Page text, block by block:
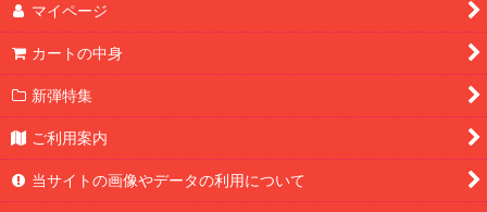
マイページ
カートの中身
新弾特集
ご利用案内
当サイトの画像やデータの利用について